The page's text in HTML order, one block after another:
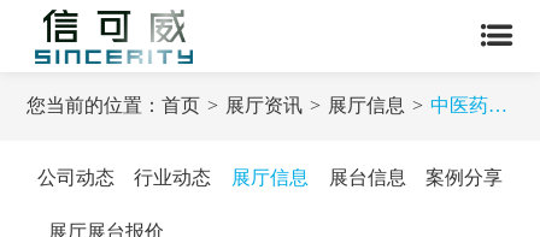
您当前的位置：首页 展厅资讯 展厅信息 中医药博物馆布展创新路径探析
公司动态 行业动态 展厅信息 展台信息 案例分享
展厅展台报价